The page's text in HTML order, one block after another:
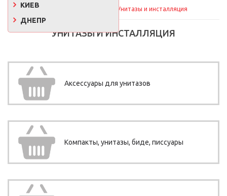
КИЕВ
ДНЕПР
Главная Унитазы и инсталляция
УНИТАЗЫ И ИНСТАЛЛЯЦИЯ
Аксессуары для унитазов
Компакты, унитазы, биде, писсуары